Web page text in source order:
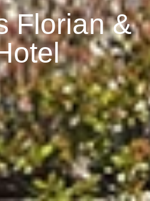
Florian &